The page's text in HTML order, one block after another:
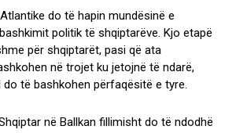
do të hapin mundësinë e
politik të shqiptarëve. Kjo etapë
për shqiptarët, pasi që ata
në trojet ku jetojnë të ndarë,
do të bashkohen përfaqësitë e tyre.
në Ballkan fillimisht do të ndodhë